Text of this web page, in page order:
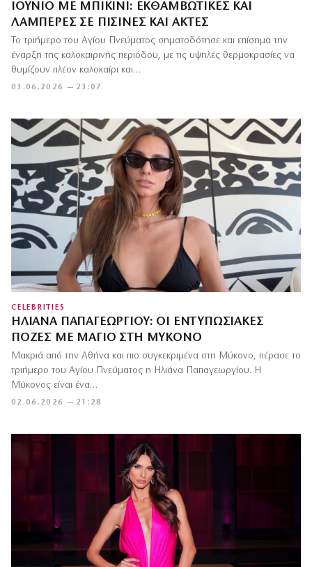
ΙΟΎΝΙΟ ΜΕ ΜΠΙΚΊΝΙ: ΕΚΘΑΜΒΩΤΙΚΈΣ ΚΑΙ
ΛΑΜΠΕΡΈΣ ΣΕ ΠΙΣΊΝΕΣ ΚΑΙ ΑΚΤΈΣ
03.06.2026 — 23:07
Το τριήμερο του Αγίου Πνεύματος σηματοδότησε και επίσημα την
έναρξη της καλοκαιρινής περιόδου, με τις υψηλές θερμοκρασίες να
θυμίζουν πλέον καλοκαίρι και…
CELEBRITIES
ΗΛΙΆΝΑ ΠΑΠΑΓΕΩΡΓΊΟΥ: ΟΙ ΕΝΤΥΠΩΣΙΑΚΈΣ
ΠΌΖΕΣ ΜΕ ΜΑΓΙΌ ΣΤΗ ΜΎΚΟΝΟ
02.06.2026 — 21:28
Μακριά από την Αθήνα και πιο συγκεκριμένα στη Μύκονο, πέρασε το
τριήμερο του Αγίου Πνεύματος η Ηλιάνα Παπαγεωργίου. Η
Μύκονος είναι ένα…